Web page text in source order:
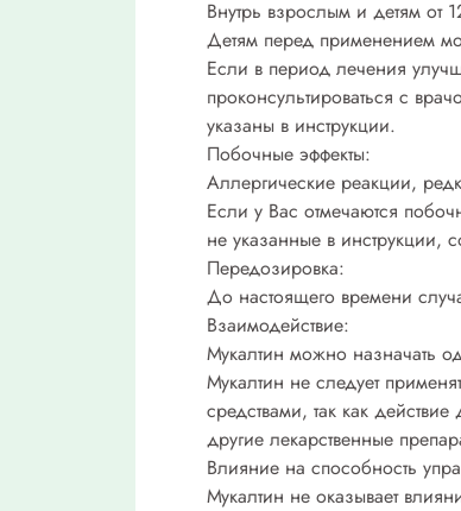
Внутрь взрослым и детям от
Детям перед применением
Если в период лечения
проконсультироваться с
указаны в инструкции.
Побочные эффекты:
Аллергические реакции,
Если у Вас отмечаются
не указанные в инструкции,
Передозировка:
До настоящего времени
Взаимодействие:
Мукалтин можно назначать
Мукалтин не следует
средствами, так как
другие лекарственные
Влияние на способность
Мукалтин не оказывает